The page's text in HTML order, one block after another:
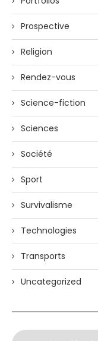
Prospective
Religion
Rendez-vous
Science-fiction
Sciences
Société
Sport
Survivalisme
Technologies
Transports
Uncategorized